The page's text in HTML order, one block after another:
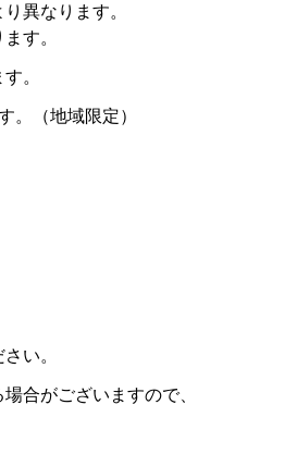
異なります。
す。
。
。（地域限定）
い。
合がございますので、